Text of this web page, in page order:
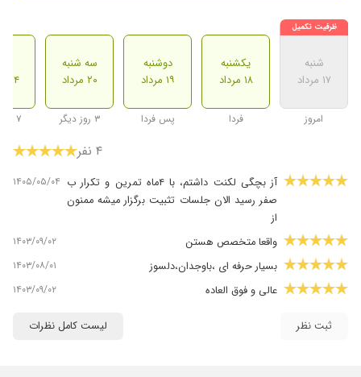
شنبه
۱۷ مرداد
امروز
یکشنبه
۱۸ مرداد
فردا
دوشنبه
۱۹ مرداد
پس فردا
سه شنبه
۲۰ مرداد
۳ روز دیگر
۲۴ مرداد
۷ روز دیگر
۴ نفر
آز بچگی لکنت داشتم، با ۴ماه تمرین و تکرار ب
صفر رسید الان جلسات تثبیت برگزار میشه ممنون
از
۱۴۰۵/۰۵/۰۴
واقعا متخصص هستن ۱۴۰۳/۰۹/۰۲
بسیار حرفه ای ،باوجدان،دلسوز ۱۴۰۳/۰۸/۰۱
عالی و فوق العاده ۱۴۰۳/۰۹/۰۲
ثبت نظر لیست کامل نظرات